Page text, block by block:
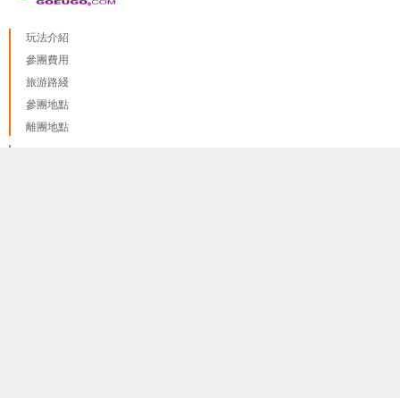
玩法介紹
參團費用
旅游路綫
參團地點
離團地點